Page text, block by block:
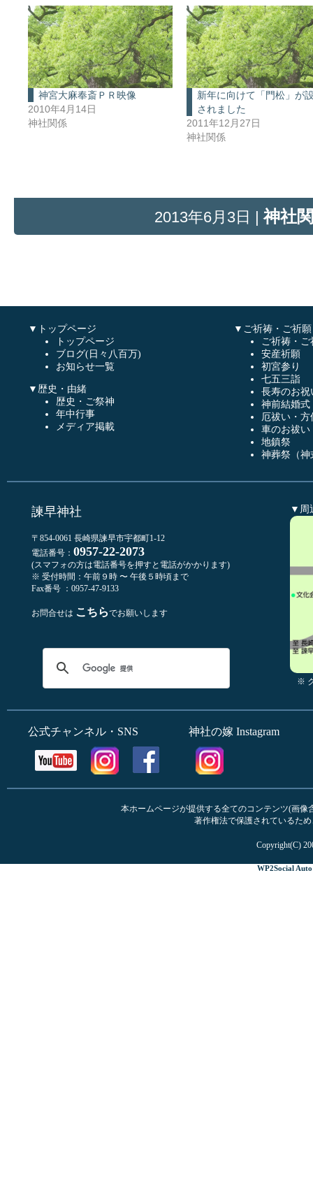
神宮大麻奉斎ＰＲ映像
2010年4月14日
神社関係
新年に向けて「門松」が
されました
2011年12月27日
神社関係
2013年6月3日 |神社
▼トップページ
トップページ
ブログ(日々八百万)
お知らせ一覧
▼歴史・由緒
歴史・ご祭神
年中行事
メディア掲載
▼ご祈祷・ご祈願
ご祈祷・ご
安産祈願
初宮参り
七五三詣
長寿のお祝
神前結婚式
厄祓い・方
車のお祓い
地鎮祭
神葬祭（神
諫早神社
〒854-0061 長崎県諫早市宇都町1-12
電話番号： 0957-22-2073
(スマフォの方は電話番号を押すと電話がかかります)
※ 受付時間：午前９時 〜 午後５時頃まで
Fax番号 ：0957-47-9133
お問合せは こちらでお願いします
▼周
※
公式チャンネル・SNS 神社の嫁 Instagram
本ホームページが提供する全てのコンテンツ(画
著作権法で保護されているた
Copyright(C)
WP2Social